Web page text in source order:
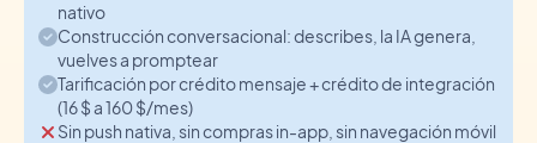
nativo
Construcción conversacional: describes, la IA genera,
vuelves a promptear
Tarificación por crédito mensaje + crédito de integración
(16 $ a 160 $/mes)
Sin push nativa, sin compras in-app, sin navegación móvil